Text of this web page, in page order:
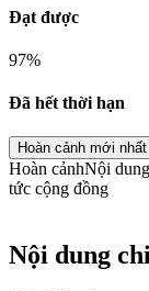
Đạt được
97%
Đã hết thời hạn
Hoàn cảnh mới nhất
Hoàn cảnhNội
tức cộng đồng
Nội dung